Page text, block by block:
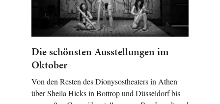
Die schönsten Ausstellungen im
Oktober
Von den Resten des Dionysostheaters in Athen
über Sheila Hicks in Bottrop und Düsseldorf bis